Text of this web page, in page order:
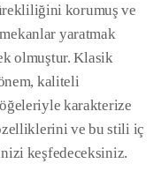
korumuş ve
yaratmak
olmuştur. Klasik
kaliteli
karakterize
ve bu stili iç
keşfedeceksiniz.